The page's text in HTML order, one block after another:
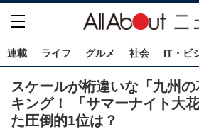
連載 ライフ グルメ 社会 IT・ビ
スケールが桁違いな「九州
キング！ 「サマーナイト大
た圧倒的1位は？